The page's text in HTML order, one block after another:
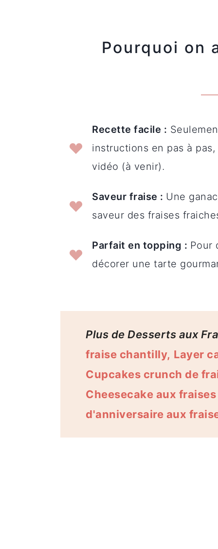
Pourquoi on
Recette facile :
instructions en pas à
vidéo (à venir).
Saveur fraise : Une
saveur des fraises
Parfait en topping : Pour
décorer une tarte
Plus de Desserts aux
fraise chantilly, Layer
Cupcakes crunch de
Cheesecake aux
d'anniversaire aux